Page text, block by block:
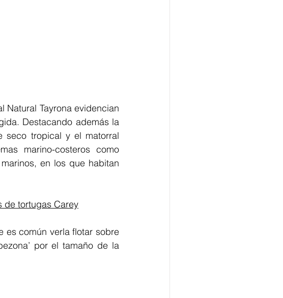
Natural Tayrona evidencian
Destacando además la
seco tropical y el matorral
marino-costeros como
en los que habitan
de tortugas Carey
es común verla flotar sobre
por el tamaño de la